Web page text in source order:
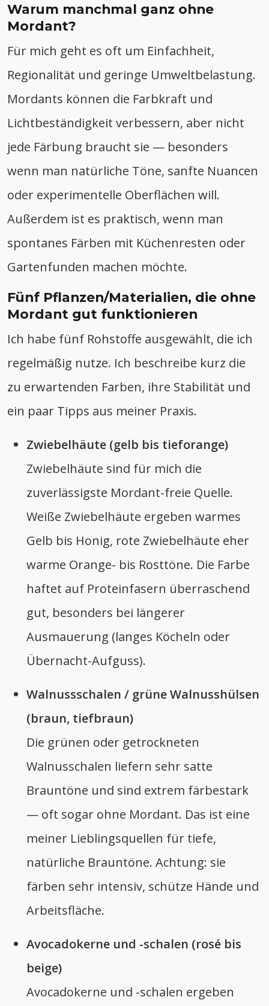
Warum manchmal ganz ohne
Mordant?
Für mich geht es oft um Einfachheit,
Regionalität und geringe Umweltbelastung.
Mordants können die Farbkraft und
Lichtbeständigkeit verbessern, aber nicht
jede Färbung braucht sie — besonders
wenn man natürliche Töne, sanfte Nuancen
oder experimentelle Oberflächen will.
Außerdem ist es praktisch, wenn man
spontanes Färben mit Küchenresten oder
Gartenfunden machen möchte.
Fünf Pflanzen/Materialien, die ohne
Mordant gut funktionieren
Ich habe fünf Rohstoffe ausgewählt, die ich
regelmäßig nutze. Ich beschreibe kurz die
zu erwartenden Farben, ihre Stabilität und
ein paar Tipps aus meiner Praxis.
Zwiebelhäute (gelb bis tieforange)
Zwiebelhäute sind für mich die
zuverlässigste Mordant-freie Quelle.
Weiße Zwiebelhäute ergeben warmes
Gelb bis Honig, rote Zwiebelhäute eher
warme Orange- bis Rosttöne. Die Farbe
haftet auf Proteinfasern überraschend
gut, besonders bei längerer
Ausmauerung (langes Köcheln oder
Übernacht-Aufguss).
Walnussschalen / grüne Walnusshülsen
(braun, tiefbraun)
Die grünen oder getrockneten
Walnusschalen liefern sehr satte
Brauntöne und sind extrem färbestark
— oft sogar ohne Mordant. Das ist eine
meiner Lieblingsquellen für tiefe,
natürliche Brauntöne. Achtung: sie
färben sehr intensiv, schütze Hände und
Arbeitsfläche.
Avocadokerne und -schalen (rosé bis
beige)
Avocadokerne und -schalen ergeben